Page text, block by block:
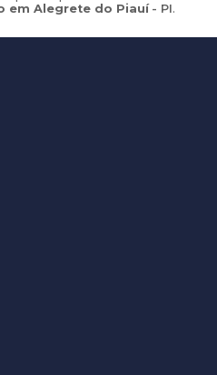
em Alegrete do Piauí - PI.